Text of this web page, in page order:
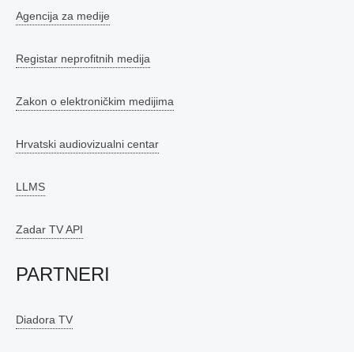
Agencija za medije
Registar neprofitnih medija
Zakon o elektroničkim medijima
Hrvatski audiovizualni centar
LLMS
Zadar TV API
PARTNERI
Diadora TV